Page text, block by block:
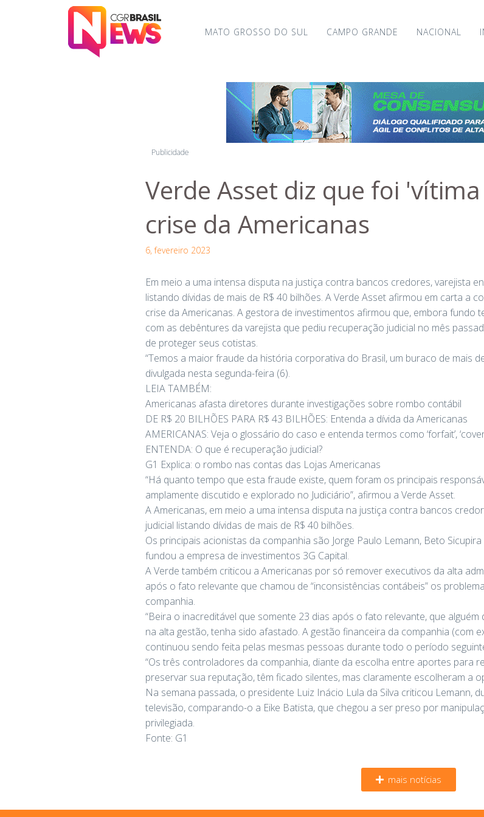
MATO GROSSO DO SUL CAMPO GRANDE NACIONAL
Publicidade
Verde Asset diz que foi
crise da Americanas
6, fevereiro 2023
Em meio a uma intensa disputa na justiça contra bancos credores, varejista
listando dívidas de mais de R$ 40 bilhões. A Verde Asset afirmou em carta a
crise da Americanas. A gestora de investimentos afirmou que, embora fundo
com as debêntures da varejista que pediu recuperação judicial no mês
de proteger seus cotistas.
“Temos a maior fraude da história corporativa do Brasil, um buraco de mais
divulgada nesta segunda-feira (6).
LEIA TAMBÉM:
Americanas afasta diretores durante investigações sobre rombo contábil
DE R$ 20 BILHÕES PARA R$ 43 BILHÕES: Entenda a dívida da Americanas
AMERICANAS: Veja o glossário do caso e entenda termos como ‘forfait’,
ENTENDA: O que é recuperação judicial?
G1 Explica: o rombo nas contas das Lojas Americanas
“Há quanto tempo que esta fraude existe, quem foram os principais
amplamente discutido e explorado no Judiciário”, afirmou a Verde Asset.
A Americanas, em meio a uma intensa disputa na justiça contra bancos
judicial listando dívidas de mais de R$ 40 bilhões.
Os principais acionistas da companhia são Jorge Paulo Lemann, Beto
fundou a empresa de investimentos 3G Capital.
A Verde também criticou a Americanas por só remover executivos da alta
após o fato relevante que chamou de “inconsistências contábeis” os
companhia.
“Beira o inacreditável que somente 23 dias após o fato relevante, que
na alta gestão, tenha sido afastado. A gestão financeira da companhia (com
continuou sendo feita pelas mesmas pessoas durante todo o período
“Os três controladores da companhia, diante da escolha entre aportes para
preservar sua reputação, têm ficado silentes, mas claramente escolheram a
Na semana passada, o presidente Luiz Inácio Lula da Silva criticou Lemann,
televisão, comparando-o a Eike Batista, que chegou a ser preso por
privilegiada.
Fonte: G1
mais notícias